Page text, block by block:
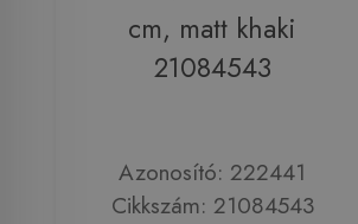
cm, matt khaki
21084543
Azonosító: 222441
Cikkszám: 21084543